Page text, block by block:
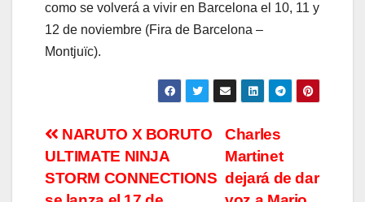
como se volverá a vivir en Barcelona el 10, 11 y
12 de noviembre (Fira de Barcelona –
Montjuïc).
Navegación
de
Charles
Martinet
dejará de dar
NARUTO X BORUTO
ULTIMATE NINJA
STORM CONNECTIONS